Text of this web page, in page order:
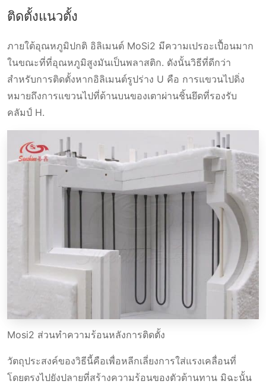
ติดตั้งแนวตั้ง
ภายใต้อุณหภูมิปกติ อิลิเมนต์ MoSi2 มีความเปรอะเปื้อนมาก
ในขณะที่ที่อุณหภูมิสูงมันเป็นพลาสติก. ดังนั้นวิธีที่ดีกว่า
สำหรับการติดตั้งหากอิลิเมนต์รูปร่าง U คือ การแขวนไปดิ่ง
หมายถึงการแขวนไปที่ด้านบนของเตาผ่านชิ้นยึดที่รองรับ
คลัมป์ H.
Mosi2 ส่วนทําความร้อนหลังการติดตั้ง
วัตถุประสงค์ของวิธีนี้คือเพื่อหลีกเลี่ยงการใส่แรงเคลื่อนที่
โดยตรงไปยังปลายที่สร้างความร้อนของตัวต้านทาน มิฉะนั้น